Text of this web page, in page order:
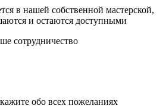
в нашей собственной мастерской,
и остаются доступными
сотрудничество
обо всех пожеланиях